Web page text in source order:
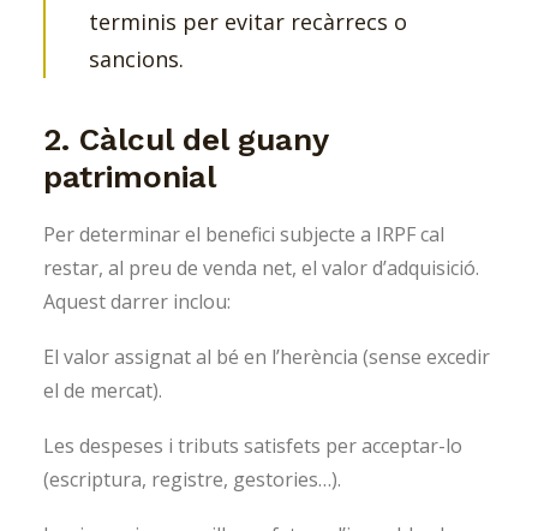
terminis per evitar recàrrecs o
sancions.
2. Càlcul del guany
patrimonial
Per determinar el benefici subjecte a IRPF cal
restar, al preu de venda net, el valor d’adquisició.
Aquest darrer inclou:
El valor assignat al bé en l’herència (sense excedir
el de mercat).
Les despeses i tributs satisfets per acceptar-lo
(escriptura, registre, gestories…).